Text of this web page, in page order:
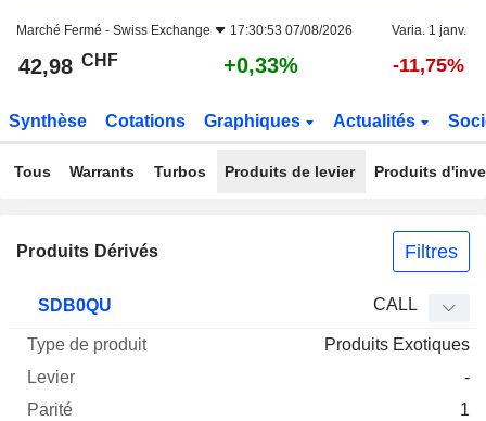
Marché Fermé - Swiss Exchange 17:30:53 07/08/2026 Varia. 1 janv.
42,98 CHF +0,33% -11,75%
Synthèse Cotations Graphiques Actualités
Tous Warrants Turbos Produits de levier Produits
Produits Dérivés Filtres
Mnemo Type produit
Cours
SDB0QU CALL
Produits Exotiques
-
1